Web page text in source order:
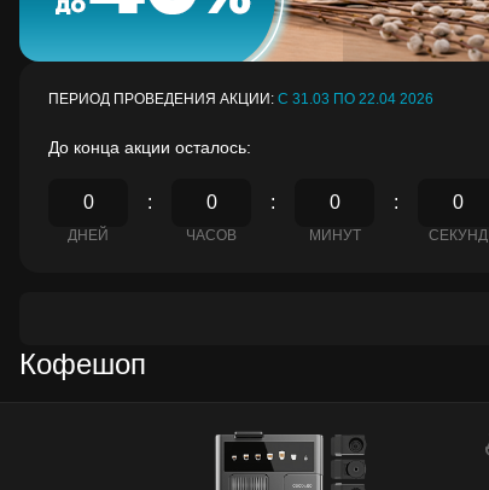
ПЕРИОД ПРОВЕДЕНИЯ АКЦИИ: С 31.03 ПО 22.04 2026
До конца акции осталось:
0
ДНЕЙ
0
ЧАСОВ
0
МИНУТ
0
СЕКУНД
Кофешоп